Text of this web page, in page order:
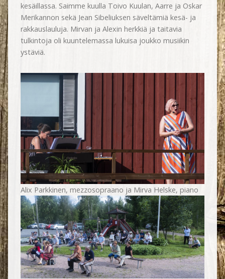
kesäillassa. Saimme kuulla Toivo Kuulan, Aarre ja Oskar
Merikannon sekä Jean Sibeliuksen säveltämiä kesä- ja
rakkauslauluja. Mirvan ja Alexin herkkiä ja taitavia
tulkintoja oli kuuntelemassa lukuisa joukko musiikin
ystäviä.
Alix Parkkinen, mezzosopraano ja Mirva Helske, piano